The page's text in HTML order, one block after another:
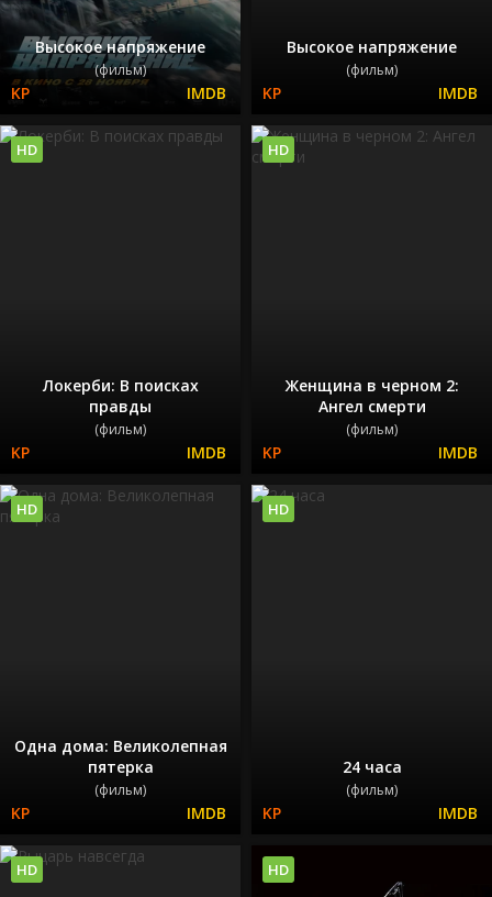
Высокое напряжение
(фильм)
Высокое напряжение
(фильм)
Локерби: В поисках
правды
(фильм)
HD
Женщина в черном 2:
Ангел смерти
(фильм)
HD
Одна дома: Великолепная
пятерка
(фильм)
HD
24 часа
(фильм)
HD
HD HD